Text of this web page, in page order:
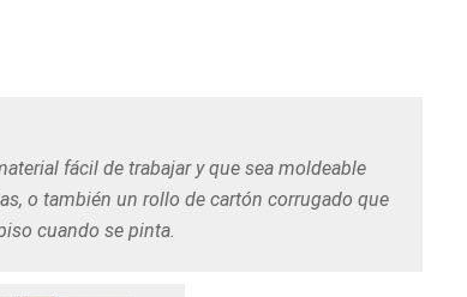
fácil de trabajar y que sea moldeable
o también un rollo de cartón corrugado que
cuando se pinta.